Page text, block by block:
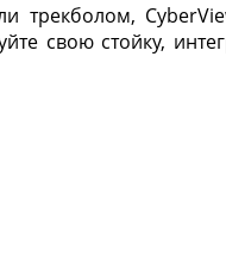
свою стойку,